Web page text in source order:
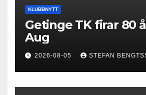
KLUBBNYTT
Getinge TK firar 80
Aug
2026-08-05 STEFAN